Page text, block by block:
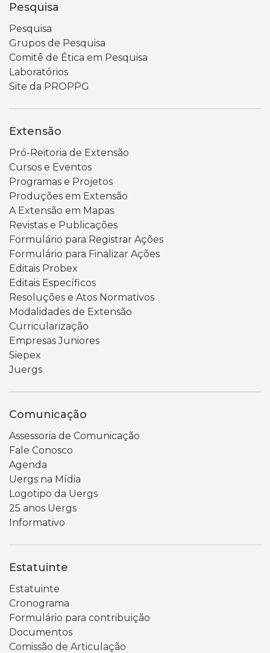
Pesquisa
Pesquisa
Grupos de Pesquisa
Comitê de Ética em Pesquisa
Laboratórios
Site da PROPPG
Extensão
Pró-Reitoria de Extensão
Cursos e Eventos
Programas e Projetos
Produções em Extensão
A Extensão em Mapas
Revistas e Publicações
Formulário para Registrar Ações
Formulário para Finalizar Ações
Editais Probex
Editais Específicos
Resoluções e Atos Normativos
Modalidades de Extensão
Curricularização
Empresas Juniores
Siepex
Juergs
Comunicação
Assessoria de Comunicação
Fale Conosco
Agenda
Uergs na Mídia
Logotipo da Uergs
25 anos Uergs
Informativo
Estatuinte
Estatuinte
Cronograma
Formulário para contribuição
Documentos
Comissão de Articulação